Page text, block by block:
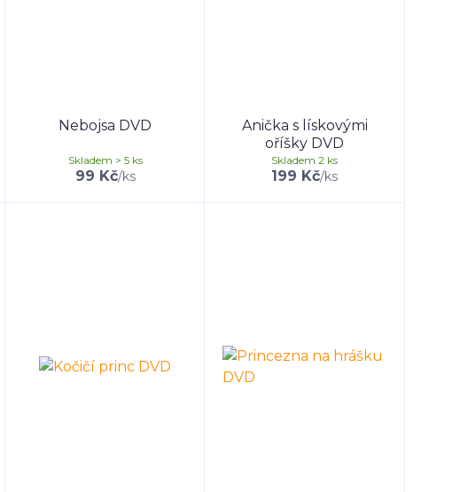
Nebojsa DVD
99 Kč/ks
Skladem > 5 ks
Anička s lískovými
oříšky DVD
199 Kč/ks
Skladem 2 ks